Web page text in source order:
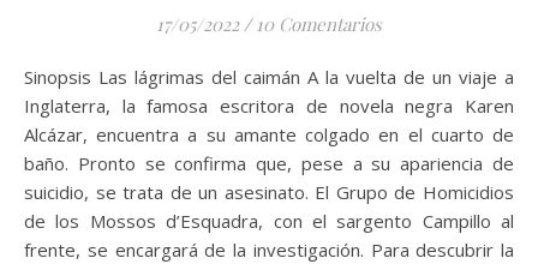
17/05/2022 / 10 Comentarios
Sinopsis Las lágrimas del caimán A la vuelta de un viaje a
Inglaterra, la famosa escritora de novela negra Karen
Alcázar, encuentra a su amante colgado en el cuarto de
baño. Pronto se confirma que, pese a su apariencia de
suicidio, se trata de un asesinato. El Grupo de Homicidios
de los Mossos d’Esquadra, con el sargento Campillo al
frente, se encargará de la investigación. Para descubrir la